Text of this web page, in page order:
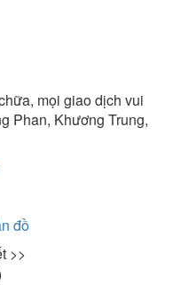
mọi giao dịch vui
Phan, Khương Trung,
đồ
>>